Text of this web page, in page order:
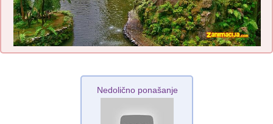
Nedolično ponašanje